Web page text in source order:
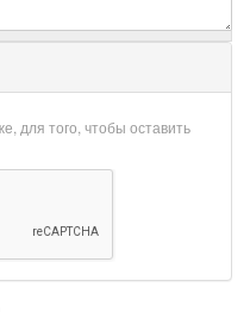
для того, чтобы оставить